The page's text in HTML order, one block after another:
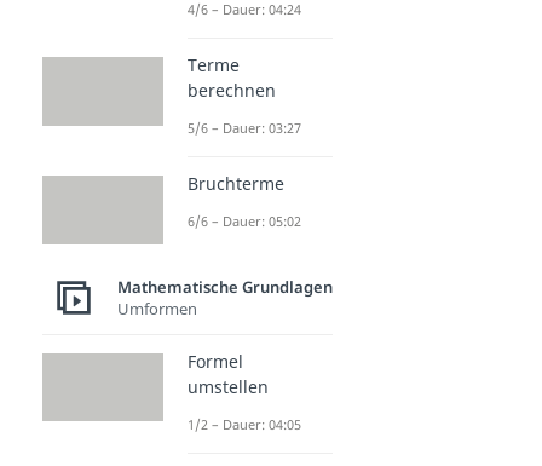
4/6 – Dauer: 04:24
Terme
berechnen
5/6 – Dauer: 03:27
Bruchterme
6/6 – Dauer: 05:02
Mathematische Grundlagen
Umformen
Formel
umstellen
1/2 – Dauer: 04:05